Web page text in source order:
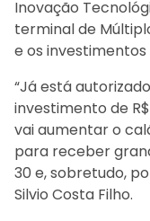
Inovação
terminal de
e os
“Já está
investimento de
vai aumentar o
para receber
30 e, sobretudo,
Silvio Costa Filho.